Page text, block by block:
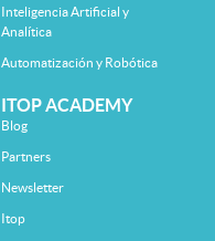
Inteligencia Artificial y
Analítica
Automatización y Robótica
ITOP ACADEMY
Blog
Partners
Newsletter
Itop